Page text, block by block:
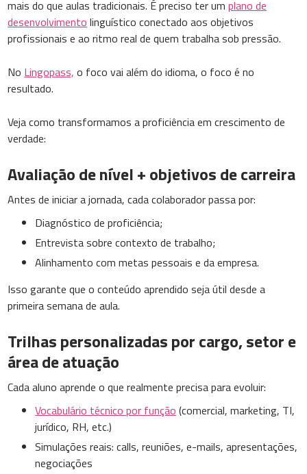
mais do que aulas tradicionais. É preciso ter umplano de
desenvolvimento linguístico conectado aos objetivos
profissionais e ao ritmo real de quem trabalha sob pressão.
No Lingopass, o foco vai além do idioma, o foco é no
resultado.
Veja como transformamos a proficiência em crescimento de
verdade:
Avaliação de nível + objetivos de carreira
Antes de iniciar a jornada, cada colaborador passa por:
Diagnóstico de proficiência;
Entrevista sobre contexto de trabalho;
Alinhamento com metas pessoais e da empresa.
Isso garante que o conteúdo aprendido seja útil desde a
primeira semana de aula.
Trilhas personalizadas por cargo, setor e
área de atuação
Cada aluno aprende o que realmente precisa para evoluir:
Vocabulário técnico por função (comercial, marketing, TI,
jurídico, RH, etc.)
Simulações reais: calls, reuniões, e-mails, apresentações,
negociações